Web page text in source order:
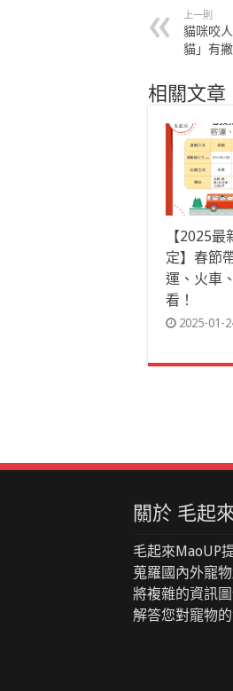
上一則
貓咪咬
貓」有
相關文章
【2025
定】春節
運、火車
看！
2025-01-
關於 毛起
毛起來MaoUP
蒐羅國內外寵
將複雜的資訊
解答您對寵物